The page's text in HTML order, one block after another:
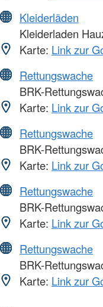
Kleiderläden
Kleiderladen
Karte: Link zur
Rettungswache
BRK-
Karte: Link zur
Rettungswache
BRK-
Karte: Link zur
Rettungswache
BRK-
Karte: Link zur
Rettungswache
BRK-
Karte: Link zur